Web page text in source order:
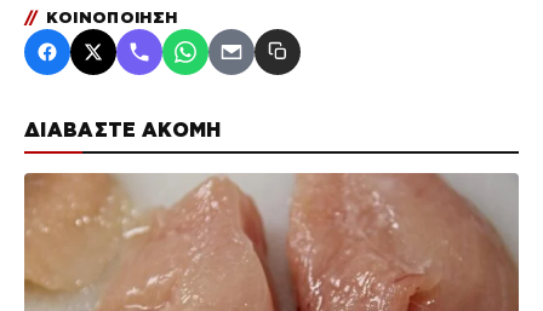
ΔΙΑΒΑΣΤΕ ΑΚΟΜΗ
// ΚΟΙΝΟΠΟΙΗΣΗ